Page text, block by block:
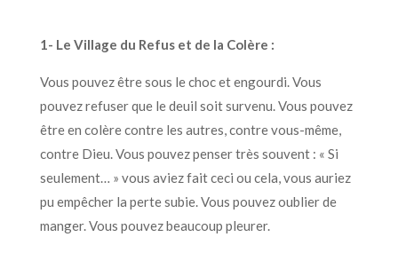
1- Le Village du Refus et de la Colère :
Vous pouvez être sous le choc et engourdi. Vous
pouvez refuser que le deuil soit survenu. Vous pouvez
être en colère contre les autres, contre vous-même,
contre Dieu. Vous pouvez penser très souvent : « Si
seulement… » vous aviez fait ceci ou cela, vous auriez
pu empêcher la perte subie. Vous pouvez oublier de
manger. Vous pouvez beaucoup pleurer.